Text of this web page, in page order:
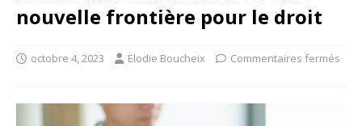
nouvelle frontière pour le droit
octobre 4, 2023 Elodie Boucheix Commentaires fermés